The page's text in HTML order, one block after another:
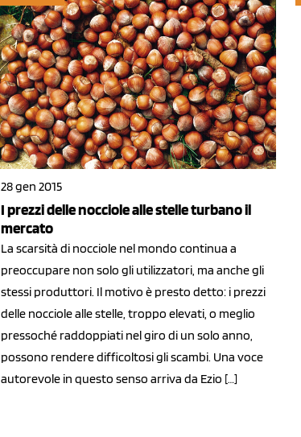
28 gen 2015
I prezzi delle nocciole alle stelle turbano il
mercato
La scarsità di nocciole nel mondo continua a
preoccupare non solo gli utilizzatori, ma anche gli
stessi produttori. Il motivo è presto detto: i prezzi
delle nocciole alle stelle, troppo elevati, o meglio
pressoché raddoppiati nel giro di un solo anno,
possono rendere difficoltosi gli scambi. Una voce
autorevole in questo senso arriva da Ezio […]